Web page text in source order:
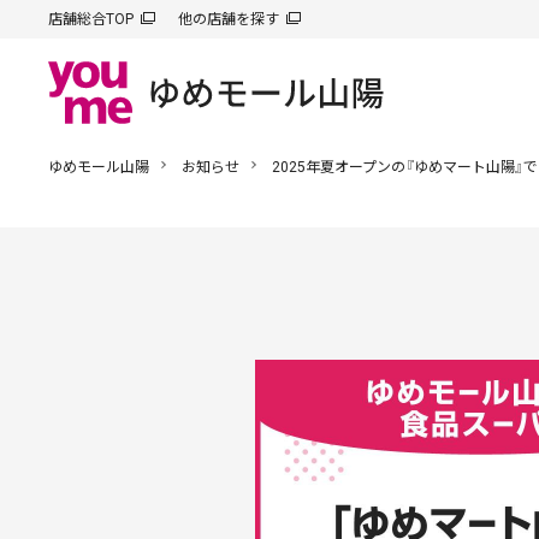
店舗総合TOP 他の店舗を探す
ゆめモール山陽 お知らせ 2025年夏オープンの『ゆめマート山陽』